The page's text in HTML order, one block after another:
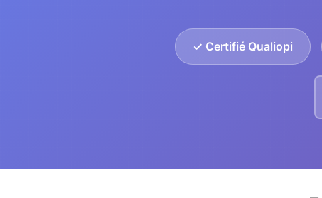
✓ Certifié Qualiopi